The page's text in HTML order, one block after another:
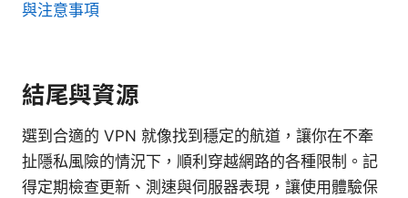
與注意事項
結尾與資源
選到合適的 VPN 就像找到穩定的航道，讓你在不牽
扯隱私風險的情況下，順利穿越網路的各種限制。記
得定期檢查更新、測速與伺服器表現，讓使用體驗保